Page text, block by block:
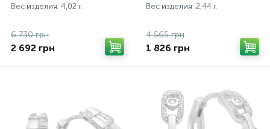
Вес изделия: 4,02 г.
6 730 грн
2 692 грн
Вес изделия: 2,44 г.
4 565 грн
1 826 грн